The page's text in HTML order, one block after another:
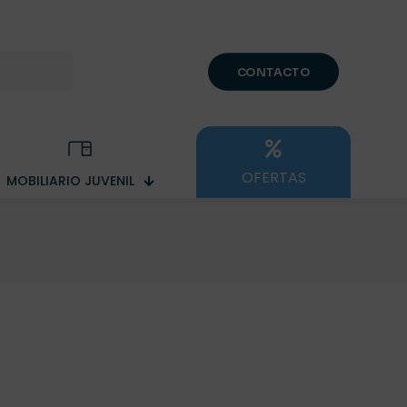
CONTACTO
MOBILIARIO JUVENIL OFERTAS